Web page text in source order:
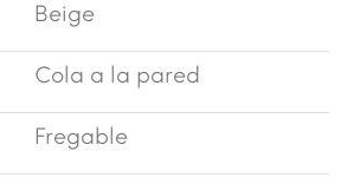
Beige
Cola a la pared
Fregable